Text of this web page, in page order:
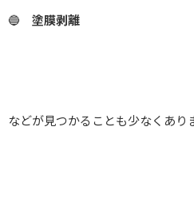
🔵 塗膜剥離
などが見つかることも少なくあり